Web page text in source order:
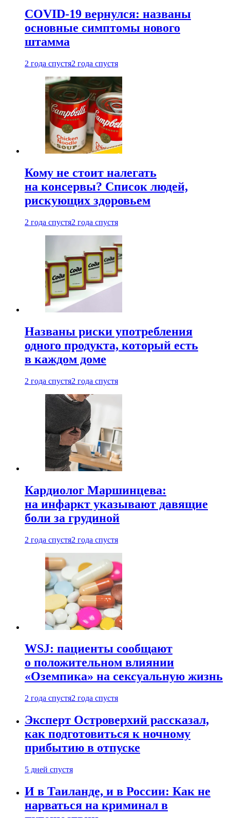
COVID-19 вернулся: названы
основные симптомы нового
штамма
2 года спустя2 года спустя
Кому не стоит налегать
на консервы? Список людей,
рискующих здоровьем
2 года спустя2 года спустя
Названы риски употребления
одного продукта, который есть
в каждом доме
2 года спустя2 года спустя
Кардиолог Маршинцева:
на инфаркт указывают давящие
боли за грудиной
2 года спустя2 года спустя
WSJ: пациенты сообщают
о положительном влиянии
«Оземпика» на сексуальную жизнь
2 года спустя2 года спустя
Эксперт Островерхий рассказал,
как подготовиться к ночному
прибытию в отпуске
5 дней спустя
И в Таиланде, и в России: Как не
нарваться на криминал в